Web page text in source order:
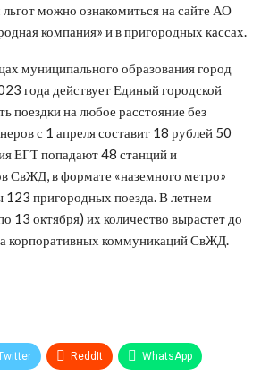
можно ознакомиться на сайте АО
компания» и в пригородных кассах.
муниципального образования город
года действует Единый городской
поездки на любое расстояние без
с 1 апреля составит 18 рублей 50
ЕГТ попадают 48 станций и
СвЖД, в формате «наземного метро»
123 пригородных поезда. В летнем
13 октября) их количество вырастет до
корпоративных коммуникаций СвЖД.
ReddIt WhatsApp